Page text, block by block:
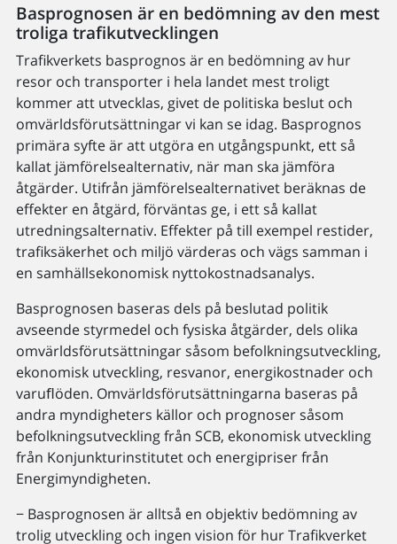
Basprognosen är en bedömning av den mest
troliga trafikutvecklingen
Trafikverkets basprognos är en bedömning av hur
resor och transporter i hela landet mest troligt
kommer att utvecklas, givet de politiska beslut och
omvärldsförutsättningar vi kan se idag. Basprognos
primära syfte är att utgöra en utgångspunkt, ett så
kallat jämförelsealternativ, när man ska jämföra
åtgärder. Utifrån jämförelsealternativet beräknas de
effekter en åtgärd, förväntas ge, i ett så kallat
utredningsalternativ. Effekter på till exempel restider,
trafiksäkerhet och miljö värderas och vägs samman i
en samhällsekonomisk nyttokostnadsanalys.
Basprognosen baseras dels på beslutad politik
avseende styrmedel och fysiska åtgärder, dels olika
omvärldsförutsättningar såsom befolkningsutveckling,
ekonomisk utveckling, resvanor, energikostnader och
varuﬂöden. Omvärldsförutsättningarna baseras på
andra myndigheters källor och prognoser såsom
befolkningsutveckling från SCB, ekonomisk utveckling
från Konjunkturinstitutet och energipriser från
Energimyndigheten.
− Basprognosen är alltså en objektiv bedömning av
trolig utveckling och ingen vision för hur Trafikverket